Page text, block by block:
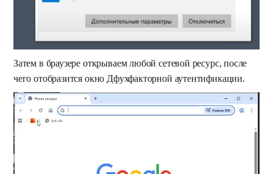
Затем в браузере открываем любой сетевой ресурс, после
чего отобразится окно Дфухфакторной аутентификации.